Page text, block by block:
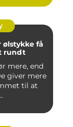
få
rundt
mere, end
giver mere
til at